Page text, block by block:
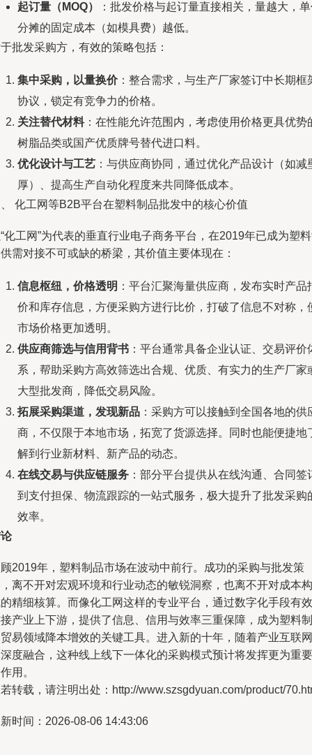
起订量（MOQ）
：批发价格与起订量直接相关，量越大，
分摊的固定成本（如模具费）越低。
批发采购方，有效的策略包括：
集中采购，以量换价：整合需求，与生产厂家签订中长期框
协议，锁定有竞争力的价格。
关注替代材料：在性能允许范围内，考虑使用价格更具优势
树脂品类或国产优质牌号替代进口料。
优化设计与工艺 ：与供应商协同，通过优化产品设计（如减
厚）、提高生产自动化程度来共同降低成本。
化工网等B2B平台在塑料制品批发中的核心价值
化工网”为代表的垂直行业电子商务平台，在2019年已成为塑
需对接不可或缺的桥梁，其价值主要体现在：
信息枢纽，价格透明 ：平台汇聚海量供应商，发布实时产品
价和库存信息，方便采购方进行比价，打破了信息不对称，
市场价格更加透明。
供应商筛选与信用背书 ：平台通常具备企业认证、交易评价
系，帮助采购方高效筛选出合规、优质、有实力的生产厂家
大型批发商，降低交易风险。
拓展采购渠道，发现新品 ：采购方可以接触到全国各地的供
商，不仅限于本地市场，拓宽了货源选择。同时也能便捷地
解到行业新材料、新产品的动态。
在线交易与供应链服务 ：部分平台提供从在线沟通、合同签
到支付担保、物流跟踪的一站式服务，极大提升了批发采购
效率。
2019年，塑料制品市场在波动中前行。成功的采购与批发策
离不开对宏观环境和行业动态的敏锐洞察，也离不开对成本构
精细核算。而像化工网这样的专业平台，通过数字化手段有效
产业上下游，提供了信息、信用与效率三重保障，成为塑料制
易领域降本增效的关键工具。进入新的十年，随着产业互联网
度融合，这种线上线下一体化的采购模式预计将发挥更为重要
用。
转载，请注明出处：http://www.szsgdyuan.com/product/
时间：2026-08-06 14:43:06